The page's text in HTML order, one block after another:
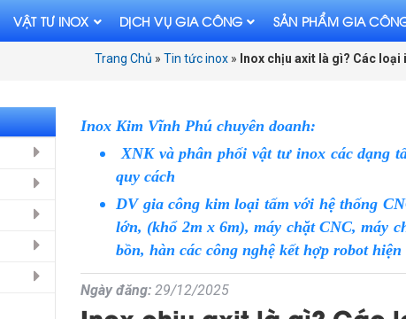
VẬT TƯ INOX DỊCH VỤ GIA CÔNG SẢN PHẨM GIA
Trang Chủ » Tin tức inox » Inox chịu axit là gì? Các
Inox Kim Vĩnh Phú chuyên doanh:
XNK và phân phối vật tư inox các dạng
quy cách
DV gia công kim loại tấm với hệ thống
lớn, (khổ 2m x 6m), máy chặt CNC, máy
bồn, hàn các công nghệ kết hợp robot
Ngày đăng: 29/12/2025